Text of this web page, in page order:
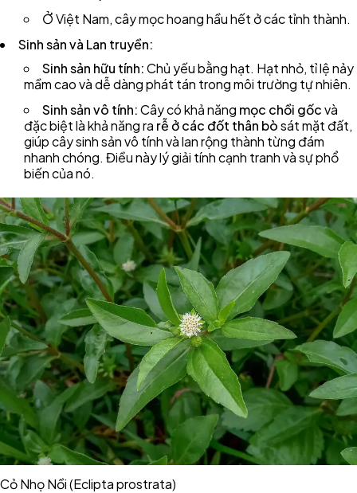
Ở Việt Nam, cây mọc hoang hầu hết ở các tỉnh thành.
Sinh sản và Lan truyền:
Sinh sản hữu tính:Chủ yếu bằng hạt. Hạt nhỏ, tỉ lệ nảy
mầm cao và dễ dàng phát tán trong môi trường tự nhiên.
Sinh sản vô tính:Cây có khả năng mọc chồi gốcvà
đặc biệt là khả năng ra rễ ở các đốt thân bòsát mặt đất,
giúp cây sinh sản vô tính và lan rộng thành từng đám
nhanh chóng. Điều này lý giải tính cạnh tranh và sự phổ
biến của nó.
Cỏ Nhọ Nồi (Eclipta prostrata)